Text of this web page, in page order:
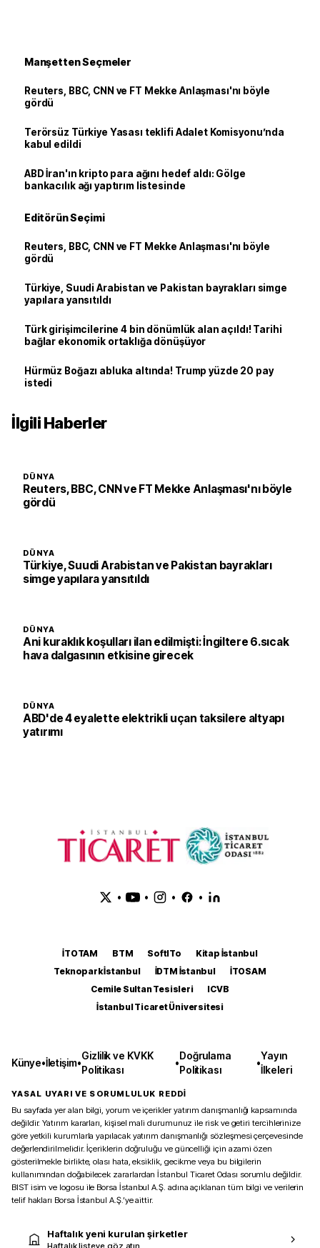
Manşetten Seçmeler
Reuters, BBC, CNN ve FT Mekke Anlaşması'nı böyle
gördü
Terörsüz Türkiye Yasası teklifi Adalet Komisyonu’nda
kabul edildi
ABD İran'ın kripto para ağını hedef aldı: Gölge
bankacılık ağı yaptırım listesinde
Editörün Seçimi
Reuters, BBC, CNN ve FT Mekke Anlaşması'nı böyle
gördü
Türkiye, Suudi Arabistan ve Pakistan bayrakları simge
yapılara yansıtıldı
Türk girişimcilerine 4 bin dönümlük alan açıldı! Tarihi
bağlar ekonomik ortaklığa dönüşüyor
Hürmüz Boğazı abluka altında! Trump yüzde 20 pay
istedi
İlgili Haberler
DÜNYA
Reuters, BBC, CNN ve FT Mekke Anlaşması'nı böyle
gördü
DÜNYA
Türkiye, Suudi Arabistan ve Pakistan bayrakları
simge yapılara yansıtıldı
DÜNYA
Ani kuraklık koşulları ilan edilmişti: İngiltere 6.sıcak
hava dalgasının etkisine girecek
DÜNYA
ABD'de 4 eyalette elektrikli uçan taksilere altyapı
yatırımı
• • • •
İTOTAM BTM SoftITo
Kitap İstanbul
Teknopark İstanbul
İDTM İstanbul
İTOSAM
Cemile Sultan Tesisleri
ICVB
İstanbul Ticaret Üniversitesi
Künye•İletişim•
Gizlilik ve KVKK
Politikası
•
Doğrulama
Politikası
•
Yayın
İlkeleri
YASAL UYARI VE SORUMLULUK REDDİ
Bu sayfada yer alan bilgi, yorum ve içerikler yatırım danışmanlığı kapsamında
değildir. Yatırım kararları, kişisel mali durumunuz ile risk ve getiri tercihlerinize
göre yetkili kurumlarla yapılacak yatırım danışmanlığı sözleşmesi çerçevesinde
değerlendirilmelidir. İçeriklerin doğruluğu ve güncelliği için azami özen
gösterilmekle birlikte, olası hata, eksiklik, gecikme veya bu bilgilerin
kullanımından doğabilecek zararlardan İstanbul Ticaret Odası sorumlu değildir.
BIST isim ve logosu ile Borsa İstanbul A.Ş. adına açıklanan tüm bilgi ve verilerin
telif hakları Borsa İstanbul A.Ş.’ye aittir.
Haftalık yeni kurulan şirketler
Haftalık listeye göz atın